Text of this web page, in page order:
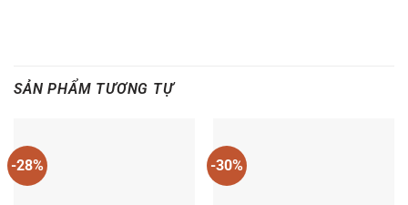
SẢN PHẨM TƯƠNG TỰ
-28% -30%